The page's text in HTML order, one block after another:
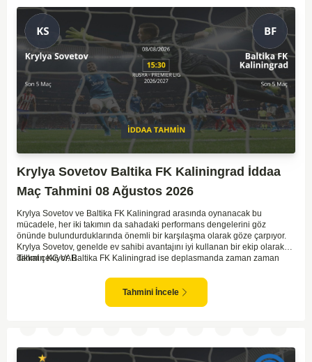
Krylya Sovetov Baltika FK Kaliningrad İddaa
Maç Tahmini 08 Ağustos 2026
Krylya Sovetov ve Baltika FK Kaliningrad arasında oynanacak bu
mücadele, her iki takımın da sahadaki performans dengelerini göz
önünde bulundurduklarında önemli bir karşılaşma olarak göze çarpıyor.
Krylya Sovetov, genelde ev sahibi avantajını iyi kullanan bir ekip olarak
dikkat çekiyor. Baltika FK Kaliningrad ise deplasmanda zaman zaman
ve seyirci desteğini arkasına alarak gol yollarında etkili olması, maçın
seyrini değiştirebilecek bir faktör olarak değerlendiriliyor. Bununla birlikte,
Baltika'nın savunma direncini kırabilmesi, maçı daha heyecanlı hale
Tahmin KG VAR
Tahmini İncele